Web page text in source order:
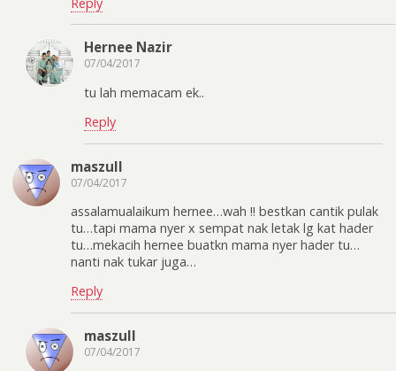
Hernee Nazir
07/04/2017
tu lah memacam ek..
Reply
maszull
07/04/2017
assalamualaikum hernee…wah !! bestkan cantik pulak
tu…tapi mama nyer x sempat nak letak lg kat hader
tu…mekacih hernee buatkn mama nyer hader tu…
nanti nak tukar juga…
Reply
maszull
07/04/2017